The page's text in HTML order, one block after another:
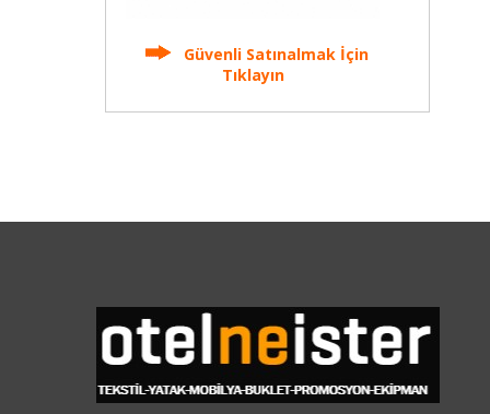
Güvenli Satınalmak İçin
Tıklayın